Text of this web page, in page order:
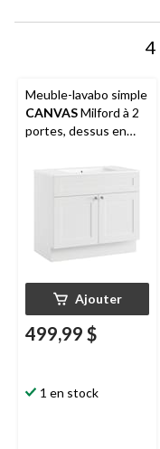
4
Meuble-lavabo simple
CANVASMilford à 2
portes, dessus en
Ajouter
499,99 $
1 en stock